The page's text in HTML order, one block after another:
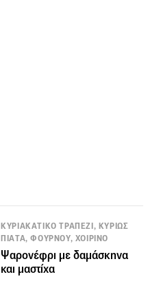
ΚΥΡΙΑΚΑΤΙΚΟ ΤΡΑΠΕΖΙ, ΚΥΡΙΩΣ
ΠΙΑΤΑ, ΦΟΥΡΝΟΥ, ΧΟΙΡΙΝΟ
Ψαρονέφρι με δαμάσκηνα
και μαστίχα